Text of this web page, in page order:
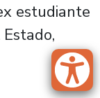
estudiante